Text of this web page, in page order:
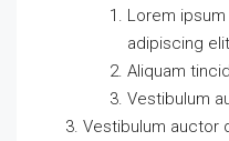
Lorem
adipiscing
Aliquam
Vestibulum
Vestibulum auctor